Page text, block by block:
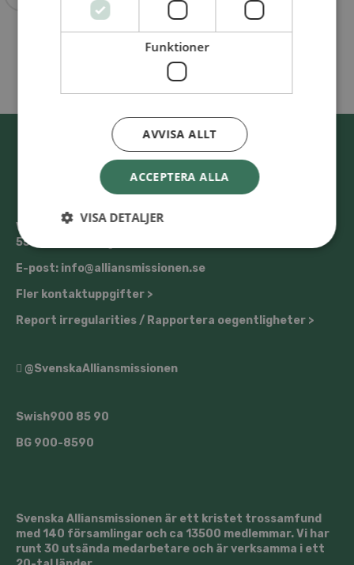
Västra Storgatan 14
553 15 Jönköping
E-post: info@alliansmissionen.se
Fler kontaktuppgifter >
Report irregularities / Rapportera oegentligheter >
@SvenskaAlliansmissionen
Swish900 85 90
BG 900-8590
Svenska Alliansmissionen är ett kristet trossamfund
med 140 församlingar och ca 13500 medlemmar. Vi har
runt 30 utsända medarbetare och är verksamma i ett
Funktioner
ACCEPTERA ALLA
AVVISA ALLT
VISA DETALJER